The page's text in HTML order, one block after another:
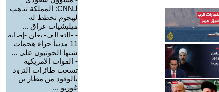
لـCNN: المملكة تتأهب
لهجوم تخطط له
ميليشيات عراق ...
- -التحالف- يعلن -إصابة
11 مدنياً جراء هجمات
شنها الحوثيون على ...
- القوات الأمريكية
تسحب طائرات التزود
بالوقود من مطار بن
غوريو ...